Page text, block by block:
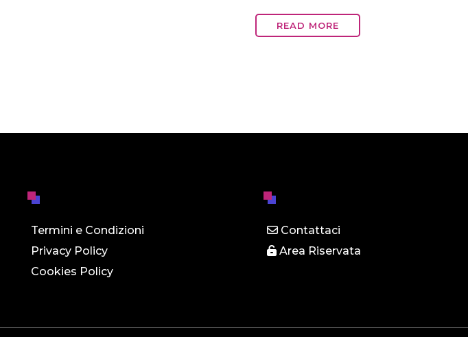
READ MORE
Termini e Condizioni
Privacy Policy
Cookies Policy
Contattaci
Area Riservata